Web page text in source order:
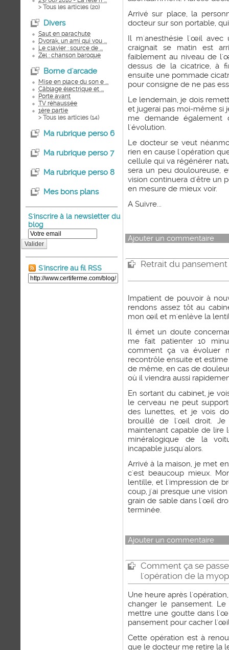
> Tous les articles (20)
Divers
Saut en parachute
Dvorak, un ami qui vou ...
Le clavier : source de ...
Zel : chanson baroque
Borne d`arcade
Mise en place du son e ...
Câblage électrique et ...
Porte avant
TV réhaussée
1ère partie
> Tous les articles (14)
Ma rubrique perso 6
Ma rubrique perso 7
Ma rubrique perso 8
Mes bons plans
S'inscrire à la newsletter du
blog
Valider
S'inscrire au fil RSS
Arrivé sur place, la
docteur sur son portable,
Il m'anesthésie l'œil avec
craignait se matin est
faiblement au niveau de
dessus de la cicatrice, à
ensuite une pommade
pour consigne de ne pas
Le lendemain, je dois
et jugerai pas moi-même si
me demande
l'évolution.
Le docteur se veut
rien en cause l'opération
cellule qui va régénérer
sera un peu douloureuse,
vision continuera d'être un
en mesure de mieux voir.
A Suivre...
Ajouter un commentaire
Retrait du
Impatient de pouvoir à
rendons assez tôt au
mon œil et m'enlève la
Il émet un doute
me fait patienter 10
comment ça va évoluer
recontrôle ensuite et
de même, en cas de
où il viendra aussi
En sortant du cabinet, je
le cerveau ne peut
des lunettes, et je vois
brouillé de l'œil droit. Je
maintenant capable de lire
minéralogique de la
incapable jusqu'alors.
Arrivé à la maison, je met
c'est beaucoup mieux.
lentille, et l'impression de
coup, j'ai presque une
grain de sable dans l'œil
terminée.
Ajouter un commentaire
Comment ça se
l'opération de la
Une heure après
changer le pansement.
mettre une goutte dans
pansement pour cacher
Cette opération est à
que le docteur me retire la